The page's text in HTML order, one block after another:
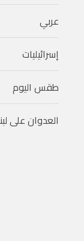
عربي
إسرائيليات
طقس اليوم
العدوان على